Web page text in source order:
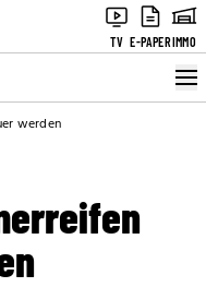
TV E-PAPERIMMO
werden